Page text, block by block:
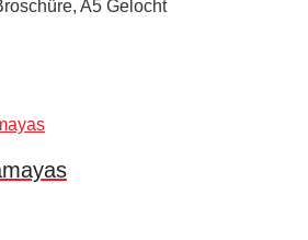
A5 Gelocht